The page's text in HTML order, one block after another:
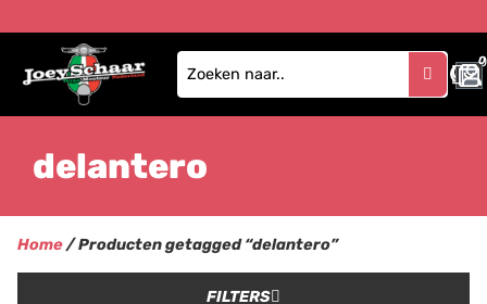
0
0
delantero
Home/ Producten getagged “delantero”
FILTERS